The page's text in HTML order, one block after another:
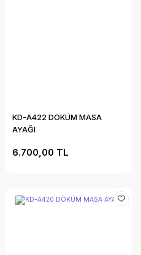
KD-A422 DÖKÜM MASA
AYAĞI
6.700,00 TL